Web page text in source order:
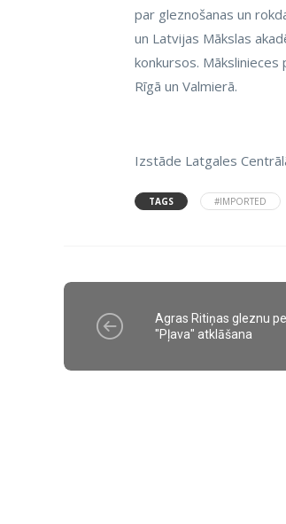
par gleznošanas un
un Latvijas Mākslas
konkursos.
Rīgā un Valmierā.
Izstāde Latgales
TAGS #IMPORTED
Agras Ritiņas gleznu
"Pļava" atklāšana